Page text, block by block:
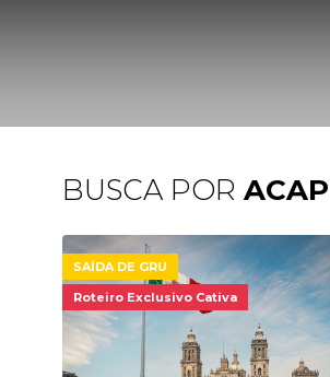
BUSCA POR
SAÍDA DE GRU
Roteiro Exclusivo Cativa